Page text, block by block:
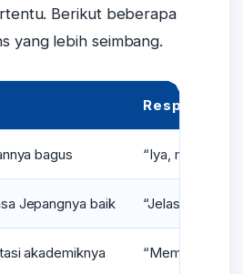
Berikut beberapa
yang lebih seimbang.
Respons
bagus “Iya, memang
Jepangnya baik “Jelas dong,
akademiknya “Memang saya